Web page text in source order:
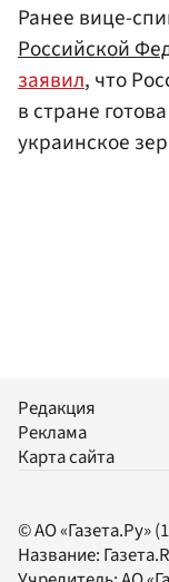
Ранее вице-
Российской
заявил, что
в стране
украинское
Редакция
Реклама
Карта сайта
© АО «Газета.Ру»
Название: